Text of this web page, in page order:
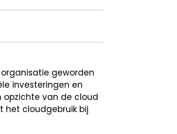
geworden
investeringen en
opzichte van de cloud
het cloudgebruik bij